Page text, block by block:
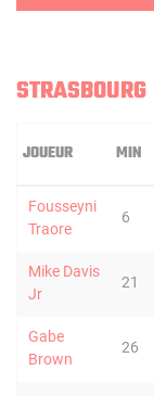
STRASBOURG
JOUEUR MIN
Fousseyni
Traore
6
Mike Davis
Jr
21
Gabe
Brown
26